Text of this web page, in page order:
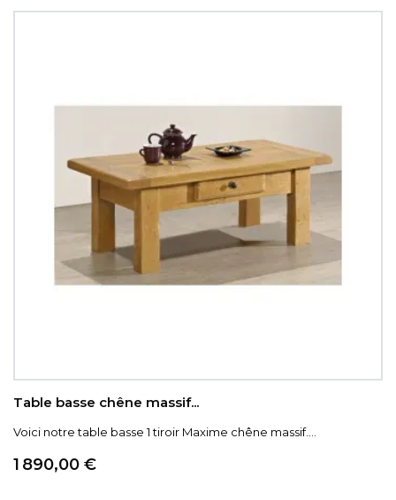
Table basse chêne massif...
Voici notre table basse 1 tiroir Maxime chêne massif....
Prix
1 890,00 €